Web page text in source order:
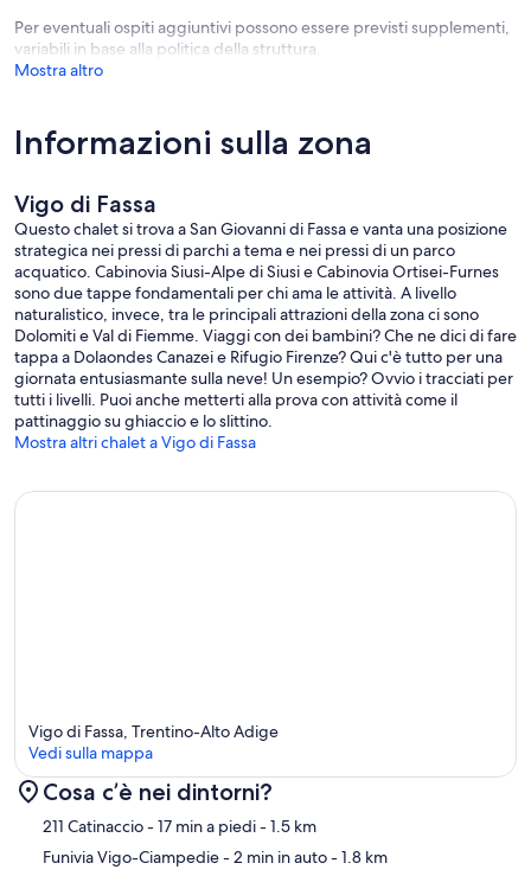
Per eventuali ospiti aggiuntivi possono essere previsti supplementi,
variabili in base alla politica della struttura.
Mostra altro
Informazioni sulla zona
Vigo di Fassa
Questo chalet si trova a San Giovanni di Fassa e vanta una posizione
strategica nei pressi di parchi a tema e nei pressi di un parco
acquatico. Cabinovia Siusi-Alpe di Siusi e Cabinovia Ortisei-Furnes
sono due tappe fondamentali per chi ama le attività. A livello
naturalistico, invece, tra le principali attrazioni della zona ci sono
Dolomiti e Val di Fiemme. Viaggi con dei bambini? Che ne dici di fare
tappa a Dolaondes Canazei e Rifugio Firenze? Qui c'è tutto per una
giornata entusiasmante sulla neve! Un esempio? Ovvio i tracciati per
tutti i livelli. Puoi anche metterti alla prova con attività come il
pattinaggio su ghiaccio e lo slittino.
Mostra altri chalet a Vigo di Fassa
Mappa
Vigo di Fassa, Trentino-Alto Adige
Vedi sulla mappa
Cosa c’è nei dintorni?
211 Catinaccio- 17 min a piedi- 1.5 km
Funivia Vigo-Ciampedie- 2 min in auto- 1.8 km